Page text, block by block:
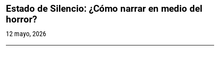
Estado de Silencio: ¿Cómo narrar en medio del
horror?
12 mayo, 2026